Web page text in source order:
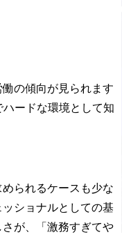
の傾向が見られます
ードな環境として知
られるケースも少な
ショナルとしての基
が、「激務すぎてや